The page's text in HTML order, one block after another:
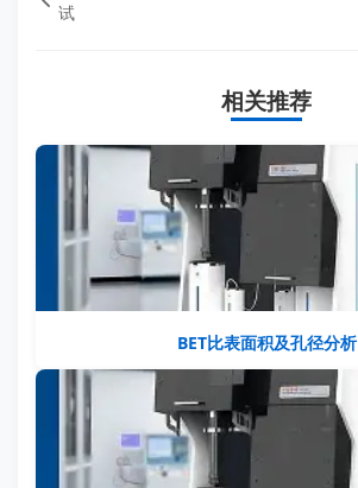
试
相关推荐
BET比表面积及孔径分析